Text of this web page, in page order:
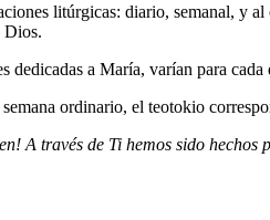
litúrgicas: diario, semanal, y
Dios.
dedicadas a María, varían para
ordinario, el teotokio
A través de Ti hemos sido